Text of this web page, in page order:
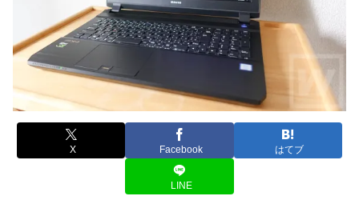
X Facebook はてブ
LINE